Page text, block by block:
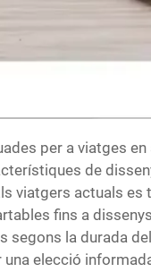
per a viatges
de
viatgers actuals es
fins a
segons la durada
elecció